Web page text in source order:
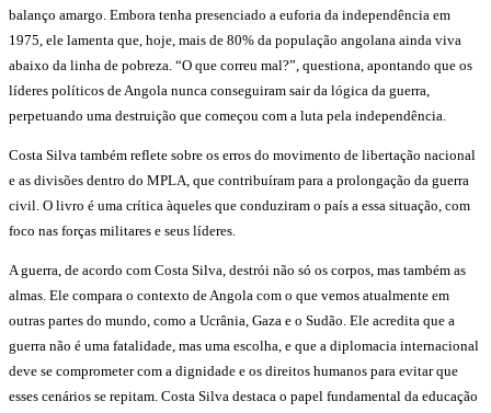
balanço amargo. Embora tenha presenciado a euforia da independência em
1975, ele lamenta que, hoje, mais de 80% da população angolana ainda viva
abaixo da linha de pobreza. “O que correu mal?”, questiona, apontando que os
líderes políticos de Angola nunca conseguiram sair da lógica da guerra,
perpetuando uma destruição que começou com a luta pela independência.
Costa Silva também reflete sobre os erros do movimento de libertação nacional
e as divisões dentro do MPLA, que contribuíram para a prolongação da guerra
civil. O livro é uma crítica àqueles que conduziram o país a essa situação, com
foco nas forças militares e seus líderes.
A guerra, de acordo com Costa Silva, destrói não só os corpos, mas também as
almas. Ele compara o contexto de Angola com o que vemos atualmente em
outras partes do mundo, como a Ucrânia, Gaza e o Sudão. Ele acredita que a
guerra não é uma fatalidade, mas uma escolha, e que a diplomacia internacional
deve se comprometer com a dignidade e os direitos humanos para evitar que
esses cenários se repitam. Costa Silva destaca o papel fundamental da educação